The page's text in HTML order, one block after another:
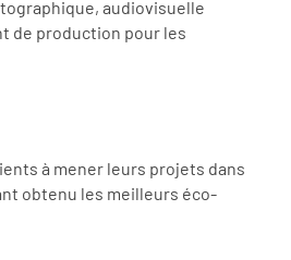
audiovisuelle
de production pour les
à mener leurs projets dans
obtenu les meilleurs éco-